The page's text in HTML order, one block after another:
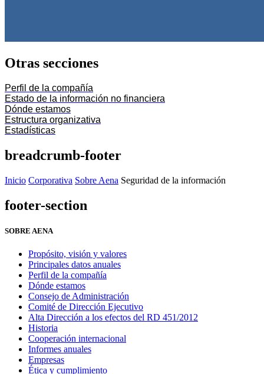
Otras secciones
Perfil de la compañía
Estado de la información no financiera
Dónde estamos
Estructura organizativa
Estadísticas
breadcrumb-footer
Inicio Corporativa Sobre Aena Seguridad de la información
footer-section
SOBRE AENA
Propósito, visión y valores
Principales datos anuales
Perfil de la compañía
Dónde estamos
Consejo de Administración
Comité de Dirección Ejecutivo
Alta Dirección a los efectos del RD 451/2012
Historia
Cooperación internacional
Informes anuales
Empresas
Ética y cumplimiento